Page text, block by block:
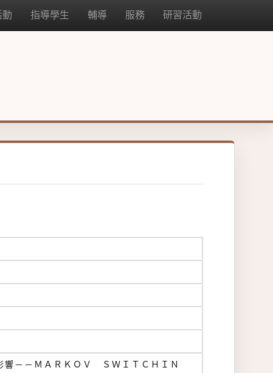
動 指導學生 輔導 服務 研習活動
響－－ＭＡＲＫＯＶ ＳＷＩＴＣＨＩＮ